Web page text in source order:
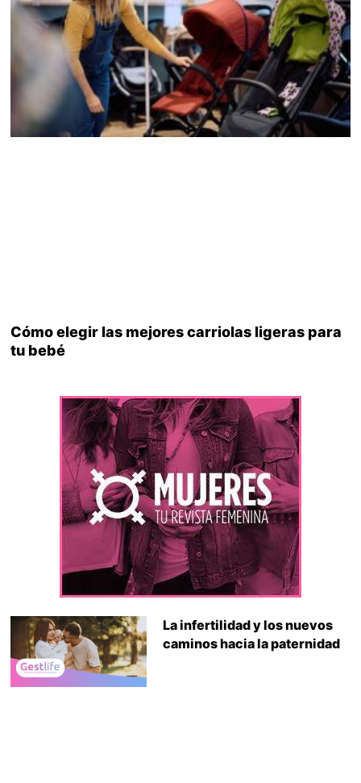
Cómo elegir las mejores carriolas ligeras para
tu bebé
La infertilidad y los nuevos
caminos hacia la paternidad